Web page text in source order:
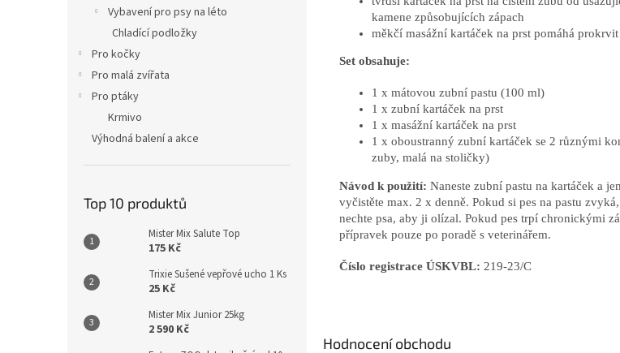
Vybavení pro psy na léto
Chladící podložky
Pro kočky
Pro malá zvířata
Pro ptáky
Krmivo
Výhodná balení a akce
Top 10 produktů
Mister Mix Salute Top
175 Kč
Trixie Sušené vepřové ucho 1 Ks
25 Kč
Mister Mix Junior 25kg
2 590 Kč
kamene způsobujících zápach
měkčí masážní kartáček na prst pomáhá
​Set obsahuje:
1 x mátovou zubní pastu (100 ml)
1 x zubní kartáček na prst
1 x masážní kartáček na prst
1 x oboustranný zubní kartáček se 2 různými
zuby, malá na stoličky)
Návod k použití: Naneste zubní pastu na kartáček a
vyčistěte max. 2 x denně. Pokud si pes na pastu
nechte psa, aby ji olízal. Pokud pes trpí chronickými
přípravek pouze po poradě s veterinářem.
Číslo registrace ÚSKVBL: 219-23/C
Hodnocení obchodu